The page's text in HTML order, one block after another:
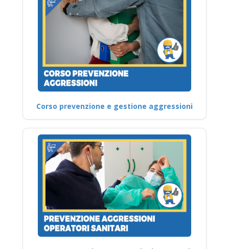
Corso prevenzione e gestione aggressioni